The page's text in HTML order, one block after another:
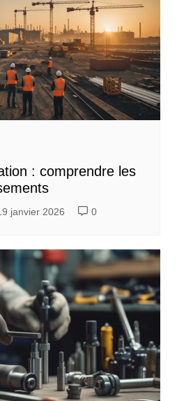
: comprendre les
janvier 2026 0